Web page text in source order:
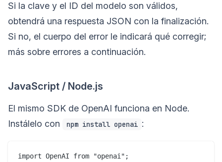
Si la clave y el ID del modelo son válidos,
obtendrá una respuesta JSON con la finalización.
Si no, el cuerpo del error le indicará qué corregir;
más sobre errores a continuación.
JavaScript / Node.js
El mismo SDK de OpenAI funciona en Node.
Instálelo con
npm install openai :
import OpenAI from "openai";